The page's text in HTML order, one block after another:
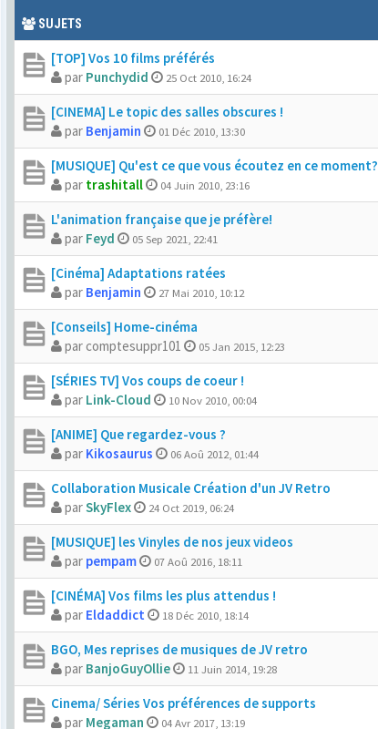
SUJETS
[TOP] Vos 10 films préférés
par Punchydid 25 Oct 2010, 16:24
[CINEMA] Le topic des salles obscures !
par Benjamin 01 Déc 2010, 13:30
[MUSIQUE] Qu'est ce que vous écoutez en ce moment?
par trashitall 04 Juin 2010, 23:16
L'animation française que je préfère!
par Feyd 05 Sep 2021, 22:41
[Cinéma] Adaptations ratées
par Benjamin 27 Mai 2010, 10:12
[Conseils] Home-cinéma
par comptesuppr101 05 Jan 2015, 12:23
[SÉRIES TV] Vos coups de coeur !
par Link-Cloud 10 Nov 2010, 00:04
[ANIME] Que regardez-vous ?
par Kikosaurus 06 Aoû 2012, 01:44
Collaboration Musicale Création d'un JV Retro
parSkyFlex 24 Oct 2019, 06:24
[MUSIQUE] les Vinyles de nos jeux videos
par pempam 07 Aoû 2016, 18:11
[CINÉMA] Vos films les plus attendus !
par Eldaddict 18 Déc 2010, 18:14
BGO, Mes reprises de musiques de JV retro
par BanjoGuyOllie 11 Juin 2014, 19:28
Cinema/ Séries Vos préférences de supports
par Megaman 04 Avr 2017, 13:19